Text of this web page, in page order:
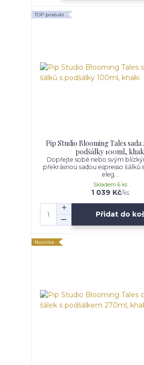
TOP produkt
Pip Studio Blooming Tales sada
podšálky 100ml,
Dopřejte sobě nebo svým
překrásnou sadou espresso šálků
eleg...
1 039 Kč/ks
Skladem 6 ks
Přidat do
Novinka